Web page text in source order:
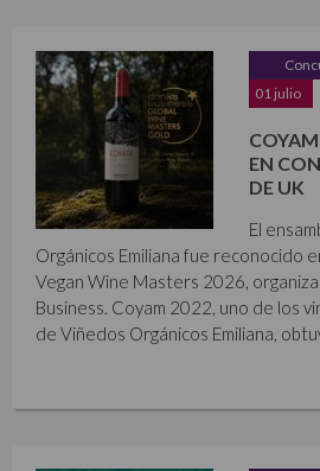
01 julio
EN
DE UK
El
Orgánicos Emiliana fue reconocido
Vegan Wine Masters 2026,
Business. Coyam 2022, uno de los
de Viñedos Orgánicos Emiliana,